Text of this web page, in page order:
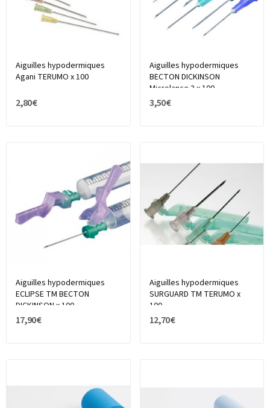
Aiguilles hypodermiques
Agani TERUMO x 100
2,80 €
Aiguilles hypodermiques
BECTON DICKINSON
Microlance 3 x 100
3,50 €
Aiguilles hypodermiques
ECLIPSE TM BECTON
DICKINSON x 100
17,90 €
Aiguilles hypodermiques
SURGUARD TM TERUMO x
100
12,70 €